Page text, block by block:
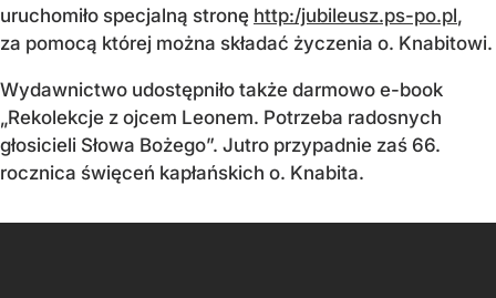
uruchomiło specjalną stronę http:/jubileusz.ps-po.pl,
za pomocą której można składać życzenia o. Knabitowi.
Wydawnictwo udostępniło także darmowo e-book
„Rekolekcje z ojcem Leonem. Potrzeba radosnych
głosicieli Słowa Bożego”. Jutro przypadnie zaś 66.
rocznica święceń kapłańskich o. Knabita.